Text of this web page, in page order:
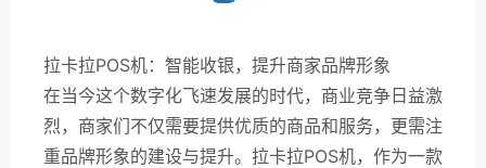
拉卡拉POS机：智能收银，提升商家品牌形象
在当今这个数字化飞速发展的时代，商业竞争日益激
烈，商家们不仅需要提供优质的商品和服务，更需注
重品牌形象的建设与提升。拉卡拉POS机，作为一款